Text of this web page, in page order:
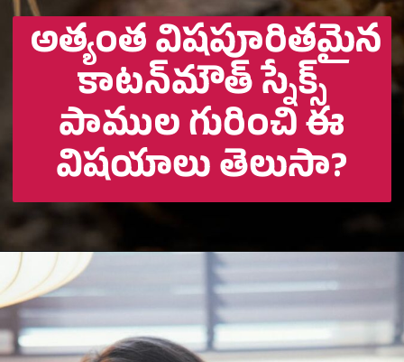
అత్యంత విషపూరితమైన
కాటన్‌మౌత్ స్నేక్స్
పాముల గురించి ఈ
విషయాలు తెలుసా?